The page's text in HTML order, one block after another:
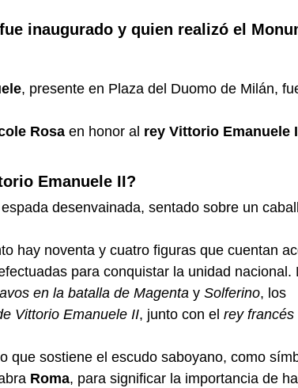
inaugurado y quien realizó el
, presente en Plaza del Duomo de Milán,
Rosa en honor al rey Vittorio Emanuele
Emanuele II?
desenvainada, sentado sobre un
hay noventa y cuatro figuras que cuentan
para conquistar la unidad nacional.
en la batalla de Magenta y Solferino, los
Vittorio Emanuele II, junto con el rey francés
que sostiene el escudo saboyano, como
Roma, para significar la importancia de